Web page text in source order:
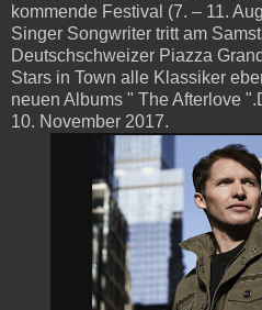
kommende Festival (7. – 11.
Singer Songwriter tritt am
Deutschschweizer Piazza
Stars in Town alle Klassiker
neuen Albums " The Afterlove
10. November 2017.